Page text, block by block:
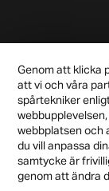
Genom att klicka
att vi och våra
spårtekniker
webbplatsen och
du vill anpassa
samtycke är
genom att ändra